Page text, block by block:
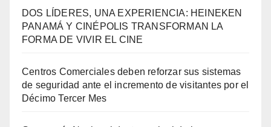
DOS LÍDERES, UNA EXPERIENCIA: HEINEKEN
PANAMÁ Y CINÉPOLIS TRANSFORMAN LA
FORMA DE VIVIR EL CINE
Centros Comerciales deben reforzar sus sistemas
de seguridad ante el incremento de visitantes por el
Décimo Tercer Mes